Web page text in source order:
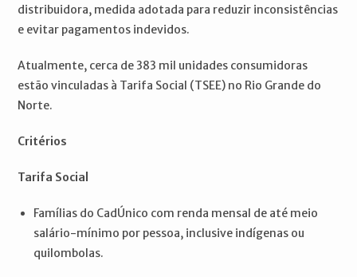
distribuidora, medida adotada para reduzir inconsistências
e evitar pagamentos indevidos.
Atualmente, cerca de 383 mil unidades consumidoras
estão vinculadas à Tarifa Social (TSEE) no Rio Grande do
Norte.
Critérios
Tarifa Social
Famílias do CadÚnico com renda mensal de até meio
salário-mínimo por pessoa, inclusive indígenas ou
quilombolas.